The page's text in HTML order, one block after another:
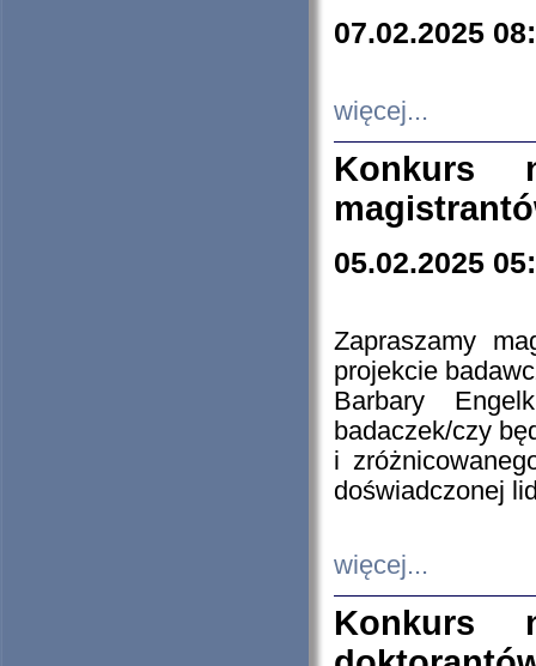
07.02.2025
więcej...
Konkurs
05.02.2025
Zapraszamy
projekcie
Barbary
badaczek/czy
i
doświadczonej
więcej...
Konkurs